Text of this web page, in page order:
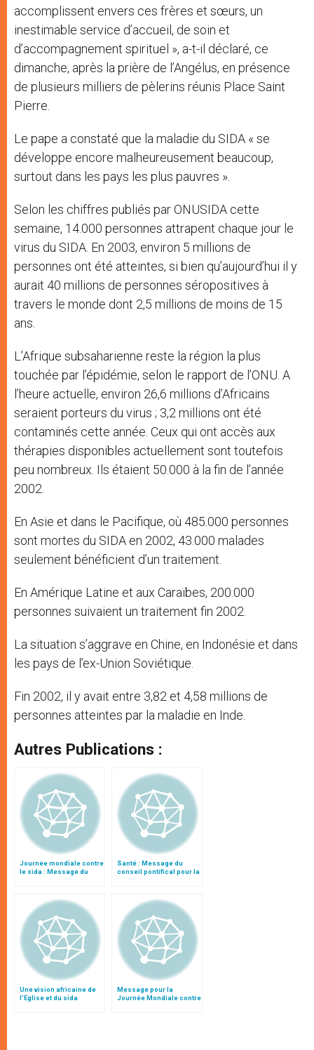
accomplissent envers ces frères et sœurs, un
inestimable service d’accueil, de soin et
d’accompagnement spirituel », a-t-il déclaré, ce
dimanche, après la prière de l’Angélus, en présence
de plusieurs milliers de pèlerins réunis Place Saint
Pierre.
Le pape a constaté que la maladie du SIDA « se
développe encore malheureusement beaucoup,
surtout dans les pays les plus pauvres ».
Selon les chiffres publiés par ONUSIDA cette
semaine, 14.000 personnes attrapent chaque jour le
virus du SIDA. En 2003, environ 5 millions de
personnes ont été atteintes, si bien qu’aujourd’hui il y
aurait 40 millions de personnes séropositives à
travers le monde dont 2,5 millions de moins de 15
ans.
L’Afrique subsaharienne reste la région la plus
touchée par l’épidémie, selon le rapport de l’ONU. A
l’heure actuelle, environ 26,6 millions d’Africains
seraient porteurs du virus ; 3,2 millions ont été
contaminés cette année. Ceux qui ont accès aux
thérapies disponibles actuellement sont toutefois
peu nombreux. Ils étaient 50.000 à la fin de l’année
2002.
En Asie et dans le Pacifique, où 485.000 personnes
sont mortes du SIDA en 2002, 43.000 malades
seulement bénéficient d’un traitement.
En Amérique Latine et aux Caraïbes, 200.000
personnes suivaient un traitement fin 2002.
La situation s’aggrave en Chine, en Indonésie et dans
les pays de l’ex-Union Soviétique.
Fin 2002, il y avait entre 3,82 et 4,58 millions de
personnes atteintes par la maladie en Inde.
Autres Publications :
Journée mondiale contre
le sida : Message du
Santé : Message du
conseil pontifical pour la
Une vision africaine de
l’Eglise et du sida
Message pour la
Journée Mondiale contre